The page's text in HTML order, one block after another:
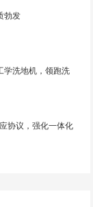
勃发
学洗地机，领跑洗
协议，强化一体化